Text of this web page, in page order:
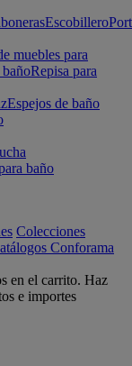
Escobillero
muebles para
Repisa para
Espejos de baño
baño
Colecciones
Conforama
en el carrito. Haz
e importes